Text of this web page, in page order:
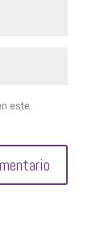
este